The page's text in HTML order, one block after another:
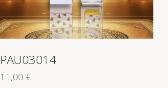
PAU03014
11,00 €